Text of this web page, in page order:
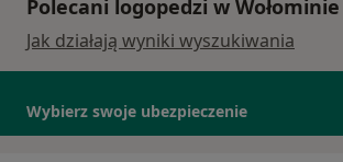
Polecani logopedzi w Wołominie
Jak działają wyniki wyszukiwania
Wybierz swoje ubezpieczenie